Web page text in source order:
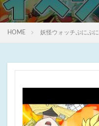
HOME 妖怪ウォッチぷにぷに